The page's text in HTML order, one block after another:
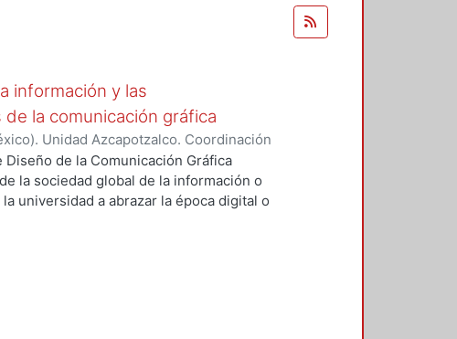
información y las
la comunicación gráfica
Unidad Azcapotzalco. Coordinación
García, Francisco
de la Comunicación Gráfica
la sociedad global de la información o
universidad a abrazar la época digital o